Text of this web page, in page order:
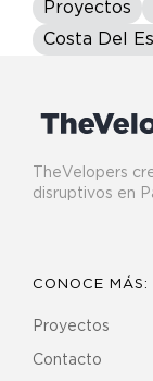
Proyectos
Costa Del
TheVelopers
disruptivos en
CONOCE MÁS:
Proyectos
Contacto